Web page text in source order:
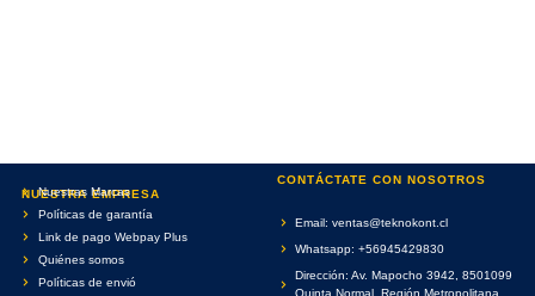
NUESTRA EMPRESA
Nuestras Marcas
Políticas de garantía
Link de pago Webpay Plus
Quiénes somos
Políticas de envió
CONTÁCTATE CON NOSOTROS
Email: ventas@teknokont.cl
Whatsapp: +56945429830
Dirección: Av. Mapocho 3942, 8501099
Quinta Normal, Región Metropolitana